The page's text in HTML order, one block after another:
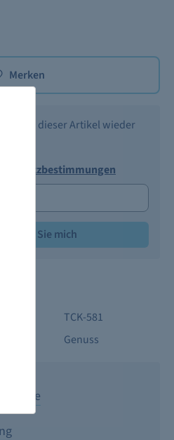
Merken
wenn dieser Artikel wieder
Sie mich
TCK-581
Genuss